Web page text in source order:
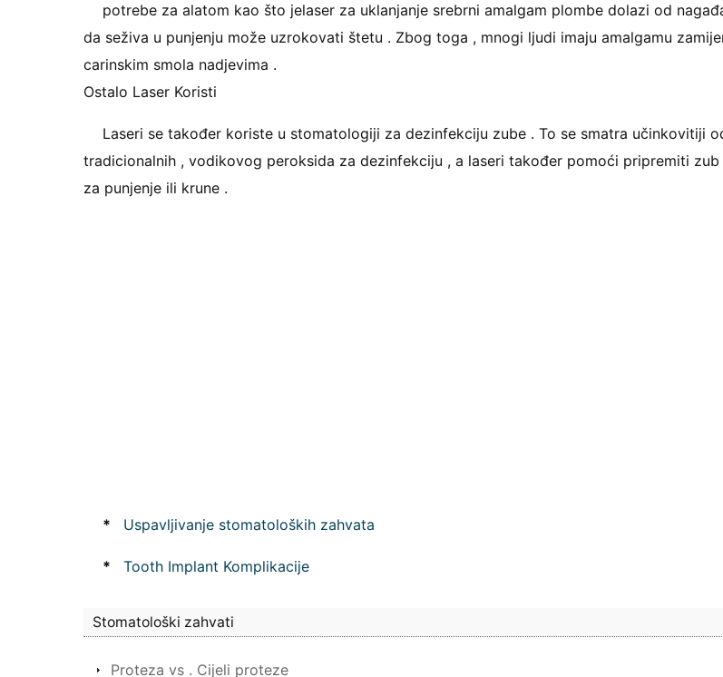
potrebe za alatom kao što jelaser za uklanjanje srebrni amalgam plombe dolazi od
da seživa u punjenju može uzrokovati štetu . Zbog toga , mnogi ljudi imaju amalgamu
carinskim smola nadjevima .
Ostalo Laser Koristi
Laseri se također koriste u stomatologiji za dezinfekciju zube . To se smatra učinkovitiji
tradicionalnih , vodikovog peroksida za dezinfekciju , a laseri također pomoći pripremiti
za punjenje ili krune .
* Uspavljivanje stomatoloških zahvata
* Tooth Implant Komplikacije
Stomatološki zahvati
Proteza vs . Cijeli proteze